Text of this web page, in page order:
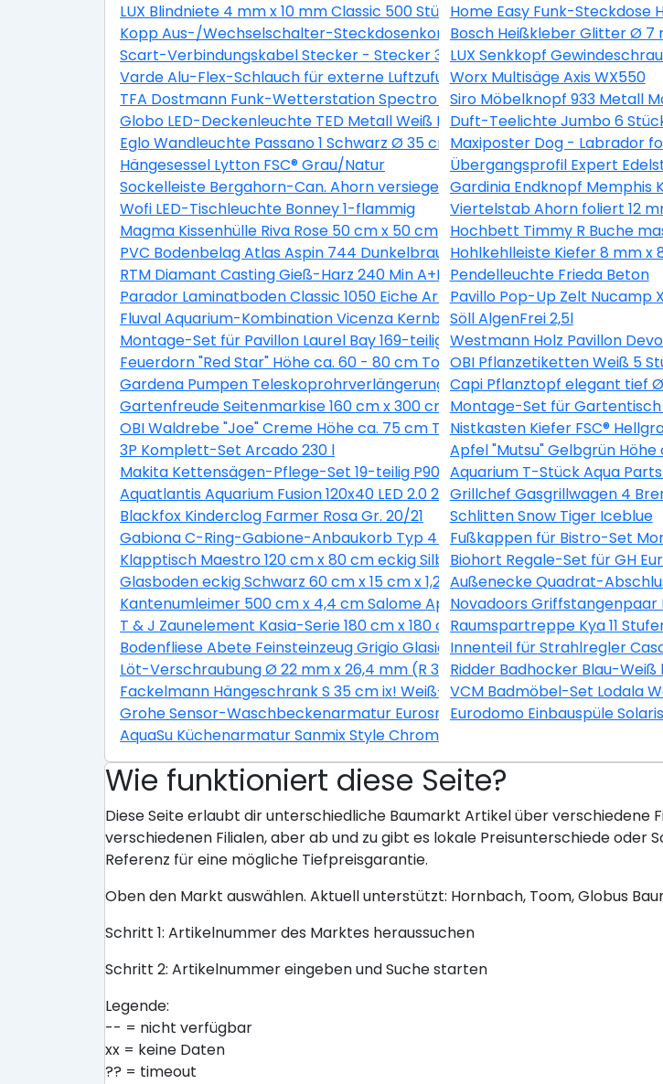
LUX Blindniete 4 mm x 10 mm Classic 500 StückHome Easy Funk-Steckdose
Kopp Aus-/Wechselschalter-Steckdosenkombination Nautic Senkrecht
Bosch Heißkleber Glitter Ø 7
Scart-Verbindungskabel Stecker - Stecker 3 m Schwarz
LUX Senkkopf
Varde Alu-Flex-Schlauch für externe Luftzufuhr Länge 200-250 cm, Ø80 mm
Worx Multisäge Axis WX550
TFA Dostmann Funk-Wetterstation Spectro SilberSiro Möbelknopf 933 Metall
Globo LED-Deckenleuchte TED Metall Weiß EEK: A+Duft-Teelichte Jumbo 6
Eglo Wandleuchte Passano 1 Schwarz Ø 35 cmMaxiposter Dog - Labrador
Hängesessel Lytton FSC® Grau/Natur
Übergangsprofil Expert
Sockelleiste Bergahorn-Can. Ahorn versiegelt 39 mm x 19 mm x Länge
Gardinia Endknopf Memphis
Wofi LED-Tischleuchte Bonney 1-flammig
Viertelstab Ahorn foliert 12
Magma Kissenhülle Riva Rose 50 cm x 50 cm
Hochbett Timmy R Buche
PVC Bodenbelag Atlas Aspin 744 Dunkelbraun 200 cm breitHohlkehlleiste Kiefer 8 mm x
RTM Diamant Casting Gieß-Harz 240 Min A+B 0,5 kgPendelleuchte Frieda Beton
Parador Laminatboden Classic 1050 Eiche Artdéco Landhausdiele V-Fuge
Pavillo Pop-Up Zelt Nucamp
Fluval Aquarium-Kombination Vicenza Kernbuche 260 l
Söll AlgenFrei 2,5l
Montage-Set für Pavillon Laurel Bay 169-teilig Westmann Holz Pavillon
Feuerdorn "Red Star" Höhe ca. 60 - 80 cm Topf ca. 2 l Pyracantha
OBI Pflanzetiketten Weiß 5
Gardena Pumpen Teleskoprohrverlängerung Capi Pflanztopf elegant tief Ø
Gartenfreude Seitenmarkise 160 cm x 300 cm AnthrazitMontage-Set für Gartentisch
OBI Waldrebe "Joe" Creme Höhe ca. 75 cm Topf ca. 2,25 l Clematis
Nistkasten Kiefer FSC®
3P Komplett-Set Arcado 230 l
Apfel "Mutsu" Gelbgrün Höhe
Makita Kettensägen-Pflege-Set 19-teilig P90211Aquarium T-Stück Aqua
Aquatlantis Aquarium Fusion 120x40 LED 2.0 224 l Esche-Weiß
Grillchef Gasgrillwagen 4
Blackfox Kinderclog Farmer Rosa Gr. 20/21
Schlitten Snow Tiger Iceblue
Gabiona C-Ring-Gabione-Anbaukorb Typ 4 60 x 100 x 40 cm Maschenw 5
Fußkappen für Bistro-Set
Klapptisch Maestro 120 cm x 80 cm eckig Silber-Montpellier
Biohort Regale-Set für GH
Glasboden eckig Schwarz 60 cm x 15 cm x 1,2 cmAußenecke Quadrat-
Kantenumleimer 500 cm x 4,4 cm Salome Apricot (SL723 C)Novadoors Griffstangenpaar
T & J Zaunelement Kasia-Serie 180 cm x 180 cm Graulasiert
Raumspartreppe Kya 11
Bodenfliese Abete Feinsteinzeug Grigio Glasiert 30 cm x 60 cm
Innenteil für Strahlregler
Löt-Verschraubung Ø 22 mm x 26,4 mm (R 3/4) RotgussRidder Badhocker Blau-
Fackelmann Hängeschrank S 35 cm ix! Weiß-EscheVCM Badmöbel-Set Lodala
Grohe Sensor-Waschbeckenarmatur Eurosmart CE Chrom
Eurodomo Einbauspüle
AquaSu Küchenarmatur Sanmix Style Chrom-Schwarz
Wie funktioniert diese Seite?
Diese Seite erlaubt dir unterschiedliche Baumarkt Artikel über verschiedene
verschiedenen Filialen, aber ab und zu gibt es lokale Preisunterschiede
Referenz für eine mögliche Tiefpreisgarantie.
Oben den Markt auswählen. Aktuell unterstützt: Hornbach, Toom, Globus
Schritt 1: Artikelnummer des Marktes heraussuchen
Schritt 2: Artikelnummer eingeben und Suche starten
Legende:
-- = nicht verfügbar
xx = keine Daten
?? = timeout